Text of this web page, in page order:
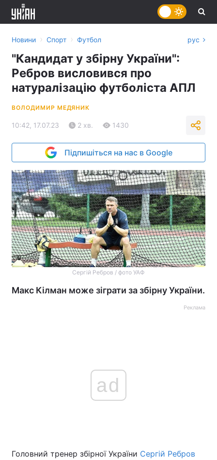
Новини › Спорт › Футбол рус
"Кандидат у збірну України":
Ребров висловився про
натуралізацію футболіста АПЛ
ВОЛОДИМИР МЕДЯНИК
10:42, 17.07.23 2 хв. 1430
Підпишіться на нас в Google
Сергій Ребров / фото УАФ
Макс Кілман може зіграти за збірну України.
Реклама
ad
Головний тренер збірної України Сергій Ребров